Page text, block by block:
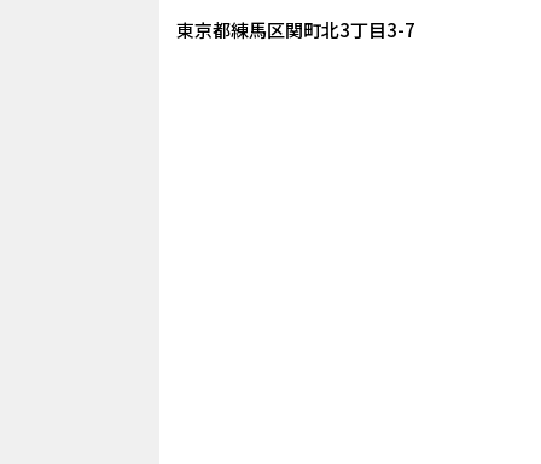
東京都練馬区関町北3丁目3-7